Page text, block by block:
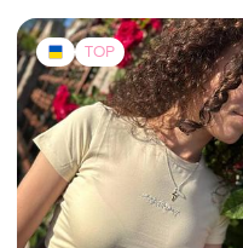
150 грн 0